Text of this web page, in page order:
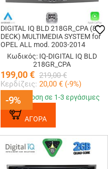
-9%
DIGITAL IQ BLD 218GR_CPA (8"
DECK) MULTIMEDIA SYSTEM for
OPEL ALL mod. 2003-2014
(GREY)
Κωδικός: IQ-DIGITAL IQ BLD
218GR_CPA
199,00€ 219,00 €
Κερδίζεις: 20,00 € (-9%)
-9%
Παράδοση σε 1-3 εργάσιμες
ΑΓΟΡΑ